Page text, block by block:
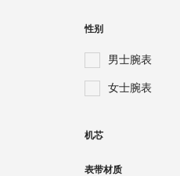
性别
男士腕表
女士腕表
机芯
自动上链机械
表带材质